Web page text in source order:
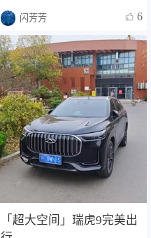
闪芳芳 6
「超大空间」瑞虎9完美出